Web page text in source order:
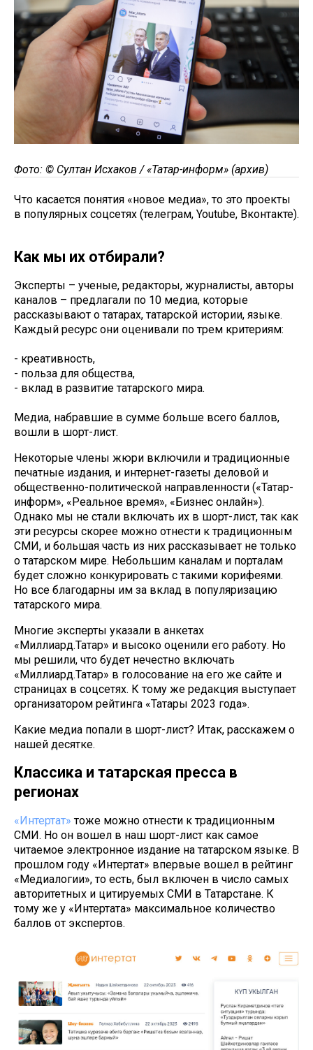
Фото: © Султан Исхаков / «Татар-информ» (архив)
Что касается понятия «новое медиа», то это проекты
в популярных соцсетях (телеграм, Youtube, Вконтакте).
Как мы их отбирали?
Эксперты – ученые, редакторы, журналисты, авторы
каналов – предлагали по 10 медиа, которые
рассказывают о татарах, татарской истории, языке.
Каждый ресурс они оценивали по трем критериям:
- креативность,
- польза для общества,
- вклад в развитие татарского мира.
Медиа, набравшие в сумме больше всего баллов,
вошли в шорт-лист.
Некоторые члены жюри включили и традиционные
печатные издания, и интернет-газеты деловой и
общественно-политической направленности («Татар-
информ», «Реальное время», «Бизнес онлайн»).
Однако мы не стали включать их в шорт-лист, так как
эти ресурсы скорее можно отнести к традиционным
СМИ, и большая часть из них рассказывает не только
о татарском мире. Небольшим каналам и порталам
будет сложно конкурировать с такими корифеями.
Но все благодарны им за вклад в популяризацию
татарского мира.
Многие эксперты указали в анкетах
«Миллиард.Татар» и высоко оценили его работу. Но
мы решили, что будет нечестно включать
«Миллиард.Татар» в голосование на его же сайте и
страницах в соцсетях. К тому же редакция выступает
организатором рейтинга «Татары 2023 года».
Какие медиа попали в шорт-лист? Итак, расскажем о
нашей десятке.
Классика и татарская пресса в
регионах
«Интертат» тоже можно отнести к традиционным
СМИ. Но он вошел в наш шорт-лист как самое
читаемое электронное издание на татарском языке. В
прошлом году «Интертат» впервые вошел в рейтинг
«Медиалогии», то есть, был включен в число самых
авторитетных и цитируемых СМИ в Татарстане. К
тому же у «Интертата» максимальное количество
баллов от экспертов.